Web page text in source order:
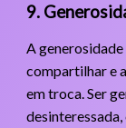
9.
A generosidade
compartilhar e
em troca. Ser